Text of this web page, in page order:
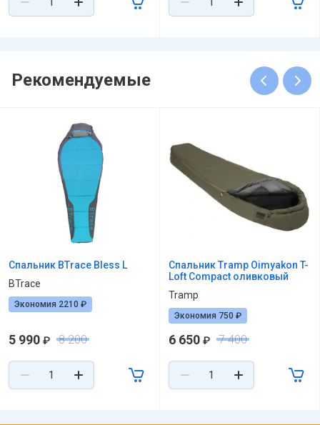
Рекомендуемые
Спальник BTrace Bless L
BTrace
Экономия 2210 ₽
5 990 ₽ 8 200
Спальник Tramp Oimyakon T-
Loft Compact оливковый
Tramp
Экономия 750 ₽
6 650 ₽ 7 400